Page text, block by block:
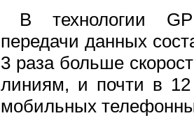
В технологии
передачи данных
3 раза больше
линиям, и почти в
мобильных